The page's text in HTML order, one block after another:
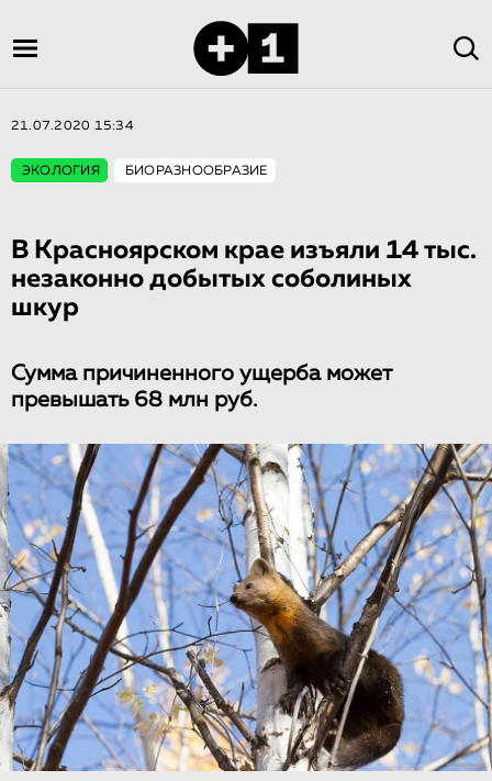
21.07.2020 15:34
ЭКОЛОГИЯ БИОРАЗНООБРАЗИЕ
В Красноярском крае изъяли 14 тыс.
незаконно добытых соболиных
шкур
Сумма причиненного ущерба может
превышать 68 млн руб.